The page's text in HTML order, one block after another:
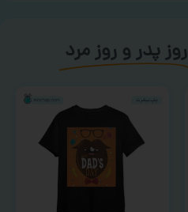
روز پدر و روز مرد